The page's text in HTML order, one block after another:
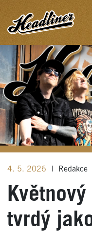
4. 5. 2026 Redakce
tvrdý